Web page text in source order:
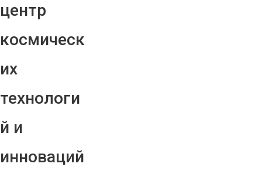
центр
космическ
их
технологи
й и
инноваций